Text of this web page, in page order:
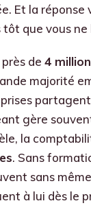
Et la réponse
que vous ne
de 4
majorité
gère
la
. Sans
sans
à lui dès le